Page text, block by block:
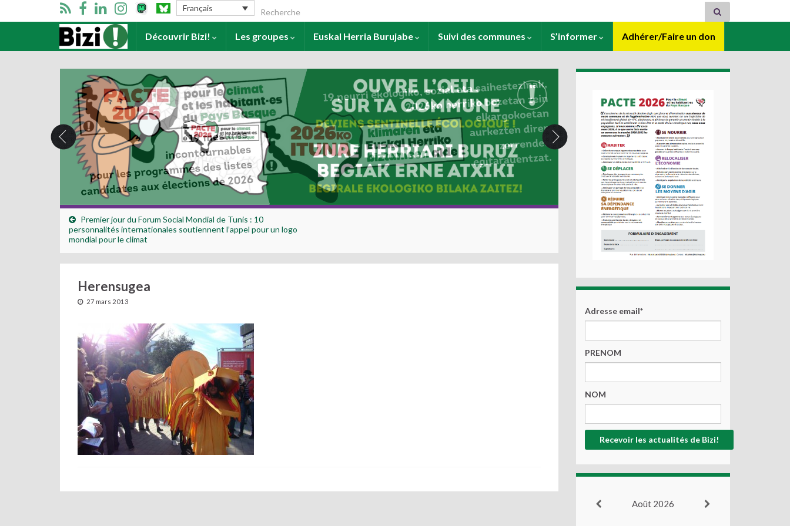
Français Search for:
Accueil Découvrir Bizi! Les groupes Euskal Herria Burujabe Suivi des communes S’informer Adhérer/Faire un don
Premier jour du Forum Social Mondial de Tunis : 10
personnalités internationales soutiennent l’appel pour un logo
mondial pour le climat
Herensugea
27 mars 2013
Adresse email*
PRENOM
NOM
Août 2026